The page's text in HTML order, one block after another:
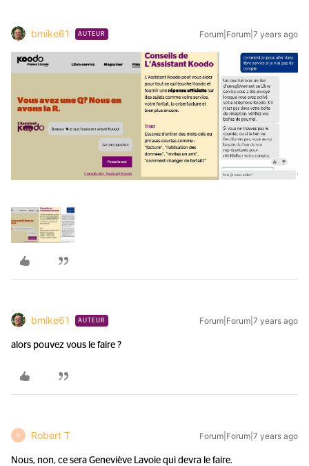
bmike61 AUTEUR Forum|Forum|7 years ago
bmike61 AUTEUR Forum|Forum|7 years ago
alors pouvez vous le faire ?
R Robert T Forum|Forum|7 years ago
Nous, non, ce sera Geneviève Lavoie qui devra le faire.